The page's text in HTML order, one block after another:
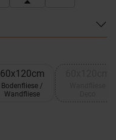
60x120cm
Bodenfliese /
Wandfliese